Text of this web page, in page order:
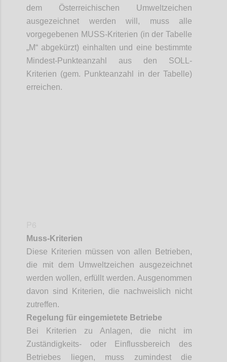
dem Österreichischen Umweltzeichen
ausgezeichnet werden will, muss alle
vorgegebenen MUSS-Kriterien (in der Tabelle
„M“ abgekürzt) einhalten und eine bestimmte
Mindest-Punkteanzahl aus den SOLL-
Kriterien (gem. Punkteanzahl in der Tabelle)
erreichen.
Muss-Kriterien
Diese Kriterien müssen von allen Betrieben,
die mit dem Umweltzeichen ausgezeichnet
werden wollen, erfüllt werden. Ausgenommen
davon sind Kriterien, die nachweislich nicht
zutreffen.
Regelung für eingemietete Betriebe
Bei Kriterien zu Anlagen, die nicht im
Zuständigkeits- oder Einflussbereich des
Betriebes liegen, muss zumindest die